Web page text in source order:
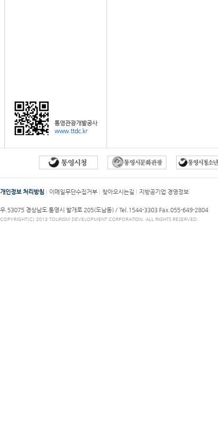
개인정보 처리방침 이메일무단수집거부 찾아오시는길 지방공기업 경영정보
우.53075 경상남도 통영시 발개로 205(도남동) / Tel.1544-3303 Fax.055-649-2804
COPYRIGHT(C) 2013 TOURISM DEVELOPMENT CORPORATION. ALL RIGHTS RESERVED.